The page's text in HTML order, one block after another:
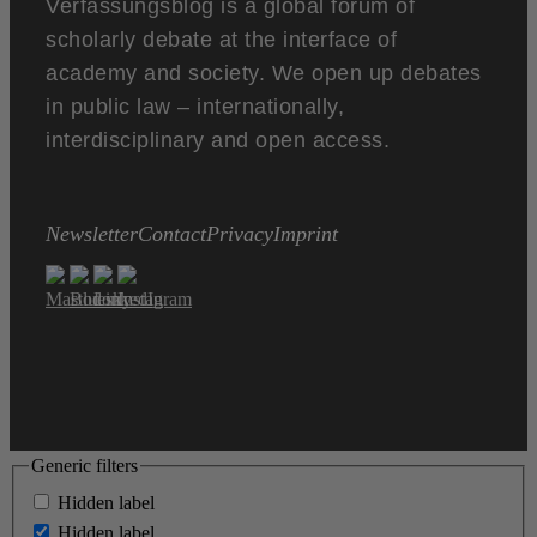
Verfassungsblog is a global forum of
scholarly debate at the interface of
academy and society. We open up debates
in public law – internationally,
interdisciplinary and open access.
NewsletterContactPrivacyImprint
Generic filters
Hidden label
Hidden label